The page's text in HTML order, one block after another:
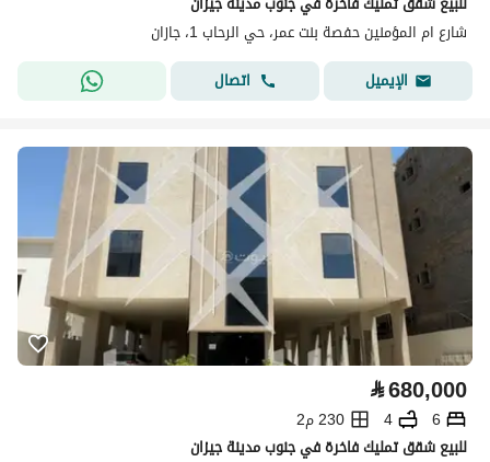
شارع ام المؤمنين حفصة بنت عمر، حي الرحاب 1، جازان
الإيميل
اتصال
⃁680,000
6
4
230 م2
للبيع شقق تمليك فاخرة في جنوب مدينة جيزان